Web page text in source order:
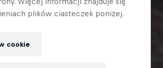
plików ciasteczek poniżej.
cookie